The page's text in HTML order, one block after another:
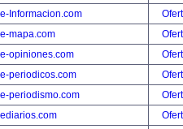
e-Informacion.com
e-mapa.com
e-opiniones.com
e-periodicos.com
e-periodismo.com
ediarios.com